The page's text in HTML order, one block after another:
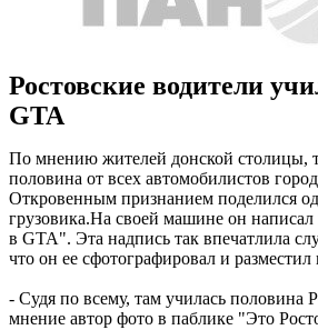
Ростовские водители
GTA
По мнению жителей донской столицы,
половина от всех автомобилистов
Откровенным признанием поделился
грузовика.На своей машине он
в GTA". Эта надпись так впечатлила
что он ее сфотографировал и
- Судя по всему, там училась половина
мнение автор фото в паблике "Это